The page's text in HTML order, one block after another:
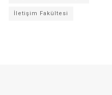
İletişim Fakültesi